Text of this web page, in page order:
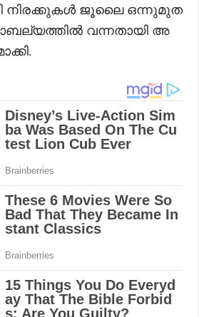
നിരക്കുകൾ ജൂലൈ ഒന്നുമുത
വന്നതായി അ